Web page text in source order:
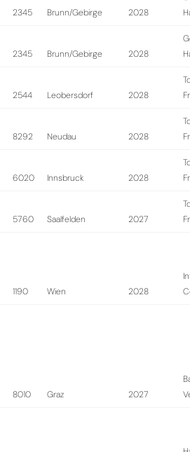
2345 Brunn/Gebirge 2028
2345 Brunn/Gebirge 2028
2544 Leobersdorf 2028
8292 Neudau 2028
6020 Innsbruck 2028
5760 Saalfelden 2027
1190 Wien 2028
8010 Graz 2027